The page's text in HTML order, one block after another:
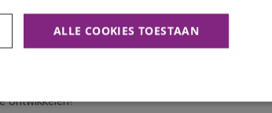
ontwikkelen!
ALLE COOKIES TOESTAAN